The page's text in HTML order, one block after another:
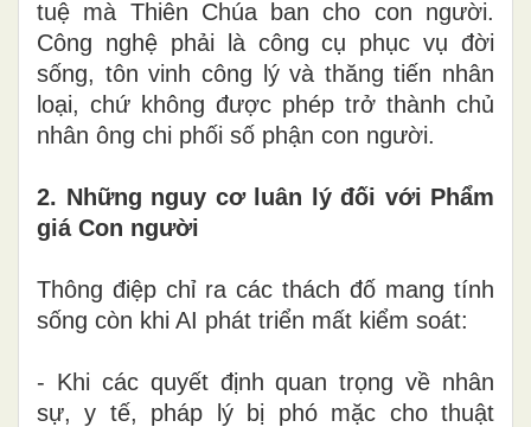
tuệ mà Thiên Chúa ban cho con người.
Công nghệ phải là công cụ phục vụ đời
sống, tôn vinh công lý và thăng tiến nhân
loại, chứ không được phép trở thành chủ
nhân ông chi phối số phận con người.
2. Những nguy cơ luân lý đối với Phẩm
giá Con người
Thông điệp chỉ ra các thách đố mang tính
sống còn khi AI phát triển mất kiểm soát:
- Khi các quyết định quan trọng về nhân
sự, y tế, pháp lý bị phó mặc cho thuật